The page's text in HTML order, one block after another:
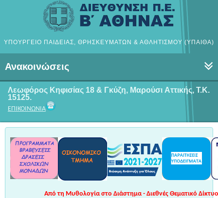
ΥΠΟΥΡΓΕΙΟ ΠΑΙΔΕΙΑΣ, ΘΡΗΣΚΕΥΜΑΤΩΝ & ΑΘΛΗΤΙΣΜΟΥ (ΥΠΑΙΘΑ)
Ανακοινώσεις
Λεωφόρος Κηφισίας 18 & Γκύζη, Μαρούσι Αττικής, Τ.Κ.
15125.
ΕΠΙΚΟΙΝΩΝΙΑ
Από τη Μυθολογία στο Διάστημα - Διεθνές Θεματικό